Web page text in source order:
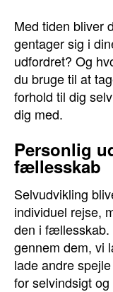
Med tiden bliver
gentager sig i
udfordret? Og
du bruge til at
forhold til dig
dig med.
Personlig
fællesskab
Selvudvikling
individuel rejse,
den i fællesskab.
gennem dem, vi
lade andre
for selvindsigt